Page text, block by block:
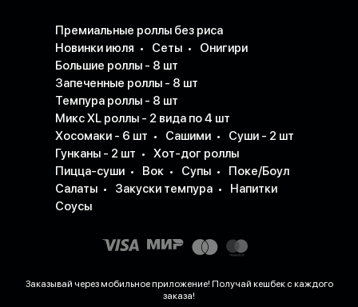
Премиальные роллы без риса
Новинки июля
Сеты
Онигири
Большие роллы - 8 шт
Запеченные роллы - 8 шт
Темпура роллы - 8 шт
Микс XL роллы - 2 вида по 4 шт
Хосомаки - 6 шт
Сашими
Суши - 2 шт
Гунканы - 2 шт
Хот-дог роллы
Пицца-суши
Вок Супы
Поке/Боул
Салаты
Закуски темпура
Напитки
Соусы
Заказывай через мобильное приложение! Получай кешбек с каждого
заказа!